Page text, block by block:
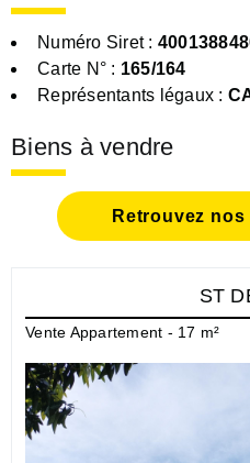
Numéro Siret :
Carte N° : 165/164
Représentants légaux :
Biens à vendre
Retrouvez
ST
Vente Appartement - 17 m²